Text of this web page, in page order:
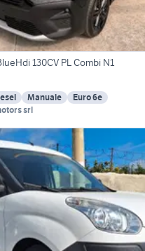
130CV PL Combi N1
Manuale
Euro 6e
srl